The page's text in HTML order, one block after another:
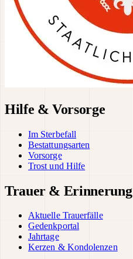
Hilfe & Vorsorge
Im Sterbefall
Bestattungsarten
Vorsorge
Trost und Hilfe
Trauer & Erinnerung
Aktuelle Trauerfälle
Gedenkportal
Jahrtage
Kerzen & Kondolenzen